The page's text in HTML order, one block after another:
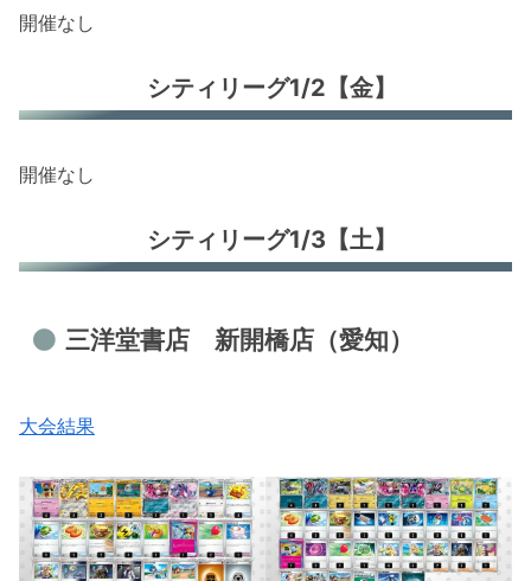
開催なし
シティリーグ1/2【金】
開催なし
シティリーグ1/3【土】
三洋堂書店 新開橋店（愛知）
大会結果